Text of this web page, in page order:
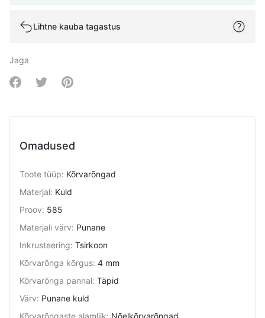
Lihtne kauba tagastus
Jaga
Share on Facebook
Share on Twitter
Share on Pinterest
Omadused
Toote tüüp: Kõrvarõngad
Materjal: Kuld
Proov: 585
Materjali värv: Punane
Inkrusteering: Tsirkoon
Kõrvarõnga kõrgus: 4 mm
Kõrvarõnga pannal: Täpid
Värv: Punane kuld
Kõrvarõngaste alamliik: Nõelkõrvarõngad